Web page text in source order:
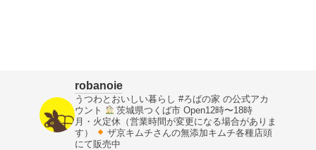
robanoie
うつわとおいしい暮らし #ろばの家 の公式アカ
ウント
茨城県つくば市 Open12時〜18時
月・火定休（営業時間が変更になる場合がありま
す）
ザ京キムチさんの無添加キムチ各種店頭
にて販売中